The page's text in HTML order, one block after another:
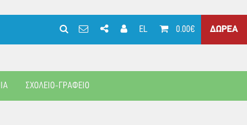
EL 0.00€ ΔΩΡΕΑ
ΣΧΟΛΕΙΟ-ΓΡΑΦΕΙΟ